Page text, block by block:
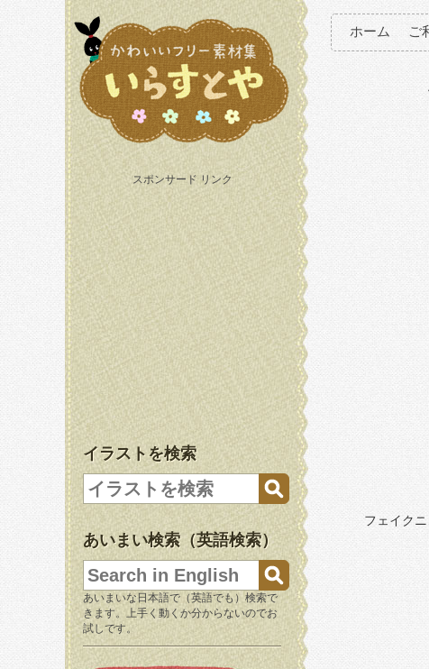
スポンサード リンク
イラストを検索
あいまい検索（英語検索）
あいまいな日本語で（英語でも）検索で
きます。上手く動くか分からないのでお
試しです。
ホーム ご
フェイク